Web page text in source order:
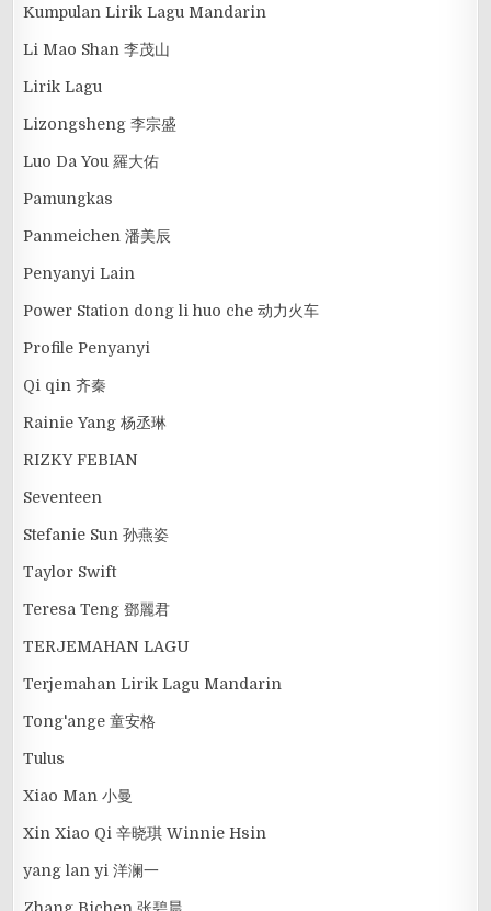
Kumpulan Lirik Lagu Mandarin
Li Mao Shan 李茂山
Lirik Lagu
Lizongsheng 李宗盛
Luo Da You 羅大佑
Pamungkas
Panmeichen 潘美辰
Penyanyi Lain
Power Station dong li huo che 动力火车
Profile Penyanyi
Qi qin 齐秦
Rainie Yang 杨丞琳
RIZKY FEBIAN
Seventeen
Stefanie Sun 孙燕姿
Taylor Swift
Teresa Teng 鄧麗君
TERJEMAHAN LAGU
Terjemahan Lirik Lagu Mandarin
Tong'ange 童安格
Tulus
Xiao Man 小曼
Xin Xiao Qi 辛晓琪 Winnie Hsin
yang lan yi 洋澜一